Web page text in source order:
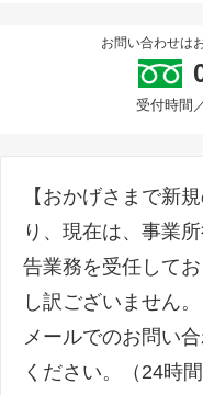
お問い合わせは
受付時間
【おかげさまで新
り、現在は、事業
告業務を受任して
し訳ございません。
メールでのお問い
ください。（24時間